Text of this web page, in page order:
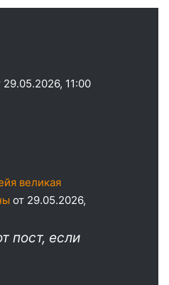
29.05.2026, 11:00
великая
от 29.05.2026,
пост, если